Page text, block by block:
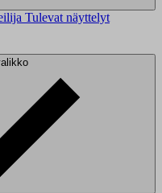
Tulevat näyttelyt